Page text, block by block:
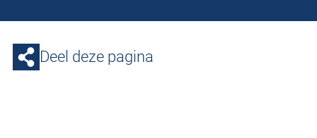
Deel deze pagina